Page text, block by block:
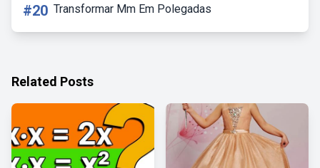
#20 Transformar Mm Em Polegadas
Related Posts